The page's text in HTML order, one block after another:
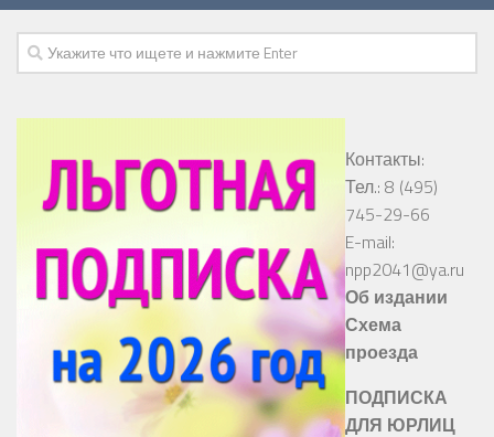
Контакты:
Тел.: 8 (495)
745-29-66
E-mail:
npp2041@ya.ru
Об издании
Схема
проезда
ПОДПИСКА
ДЛЯ ЮРЛИЦ